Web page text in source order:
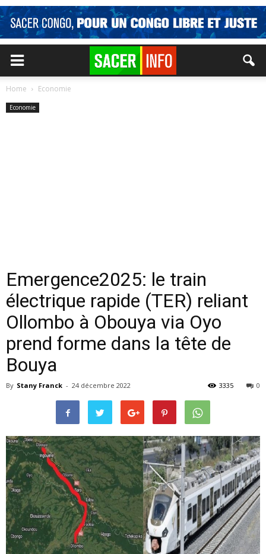
Home Economie
Economie
Emergence2025: le train
électrique rapide (TER) reliant
Ollombo à Obouya via Oyo
prend forme dans la tête de
Bouya
By Stany Franck - 24 décembre 2022 0
3335